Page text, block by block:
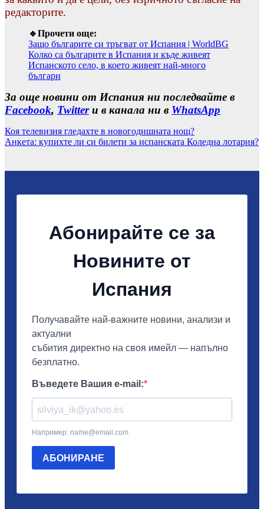
редакторите.
🔹Прочети още:
Защо българите си тръгват от Испания | WorldBG
Колко са българите в Испания и къде живеят
Испанското село, в което живеят най-много
българи
За още новини от Испания ни последвайте в
Facebook, Twitterи в канала ни в WhatsApp
Коя телевизия гледахте в новогодишната нощ?
Анкета: купихте ли си билети за испанската Коледна лотария?